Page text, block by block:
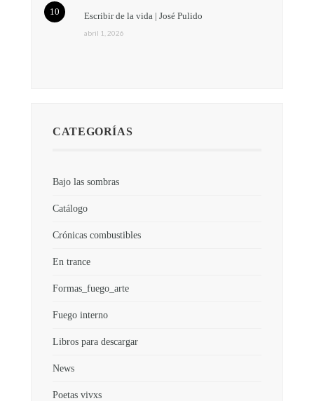
Escribir de la vida | José Pulido
abril 1, 2026
CATEGORÍAS
Bajo las sombras
Catálogo
Crónicas combustibles
En trance
Formas_fuego_arte
Fuego interno
Libros para descargar
News
Poetas vivxs